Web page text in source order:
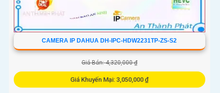
CAMERA IP DAHUA DH-IPC-HDW2231TP-ZS-S2
Giá Bán: 4,320,000 ₫
Giá Khuyến Mại: 3,050,000 ₫